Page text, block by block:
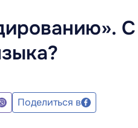
С
Поделиться в